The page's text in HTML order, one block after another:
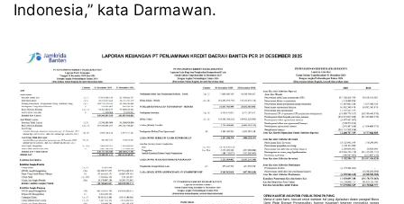
Indonesia,” kata Darmawan.